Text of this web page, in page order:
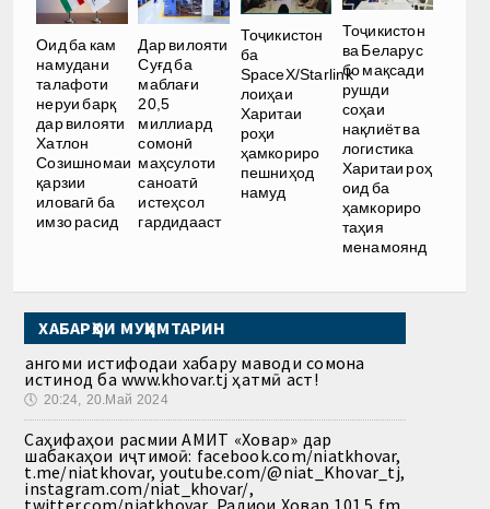
Оид ба кам
намудани
талафоти
неруи барқ
дар вилояти
Хатлон
Созишномаи
қарзии
иловагӣ ба
имзо расид
Дар вилояти
Суғд ба
маблағи
20,5
миллиард
сомонӣ
маҳсулоти
саноатӣ
истеҳсол
гардидааст
Тоҷикистон
ба
SpaceX/Starlink
лоиҳаи
Харитаи
роҳи
ҳамкориро
пешниҳод
намуд
Тоҷикистон
ва Беларус
бо мақсади
рушди
соҳаи
нақлиёт ва
логистика
Харитаи роҳ
оид ба
ҳамкориро
таҳия
менамоянд
ХАБАРҲОИ МУҲИМТАРИН
Ҳангоми истифодаи хабару маводи сомона
истинод ба www.khovar.tj ҳатмӣ аст!
🕔 20:24, 20.Май 2024
Саҳифаҳои расмии АМИТ «Ховар» дар
шабакаҳои иҷтимоӣ: facebook.com/niatkhovar,
t.me/niatkhovar, youtube.com/@niat_Khovar_tj,
instagram.com/niat_khovar/,
twitter.com/niatkhovar, Радиои Ховар 101.5 fm,